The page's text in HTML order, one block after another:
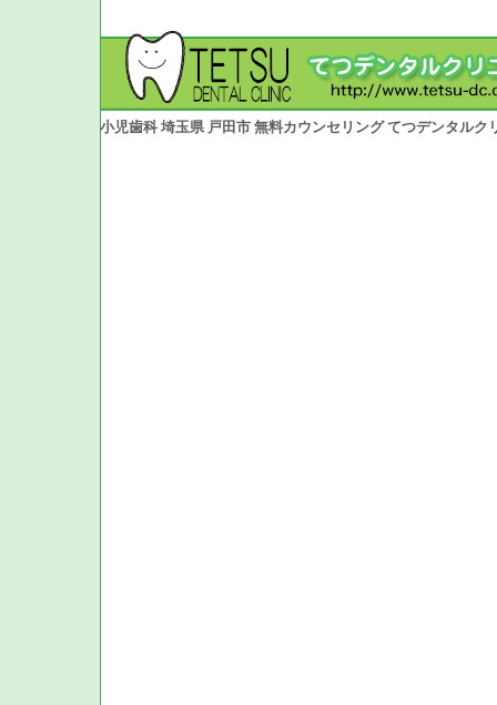
小児歯科 埼玉県 戸田市 無料カウンセリング てつデンタルク